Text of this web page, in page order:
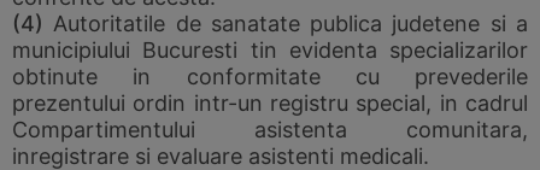
(4) Autoritatile de sanatate publica judetene si a
municipiului Bucuresti tin evidenta specializarilor
obtinute in conformitate cu prevederile
prezentului ordin intr-un registru special, in cadrul
Compartimentului asistenta comunitara,
inregistrare si evaluare asistenti medicali.